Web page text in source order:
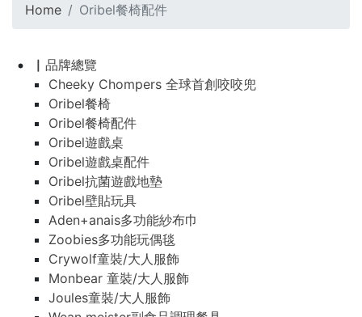
Home Oribel餐椅配件
▏品牌總覽
Cheeky Chompers 全球首創咬咬兜
Oribel餐椅
Oribel餐椅配件
Oribel遊戲桌
Oribel遊戲桌配件
Oribel抗菌遊戲地墊
Oribel壁貼玩具
Aden+anais多功能紗布巾
Zoobies多功能玩偶毯
Crywolf童裝/大人服飾
Monbear 童裝/大人服飾
Joules童裝/大人服飾